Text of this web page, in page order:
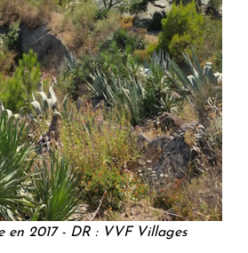
en 2017 - DR : VVF Villages